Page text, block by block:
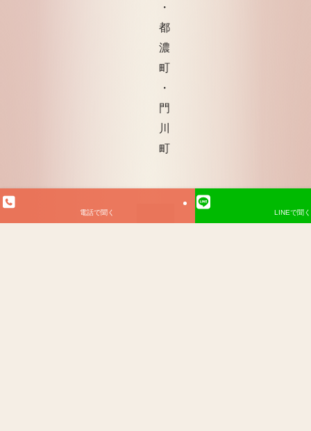
・
都
濃
町
・
門
川
町
電話で聞く LINEで聞く